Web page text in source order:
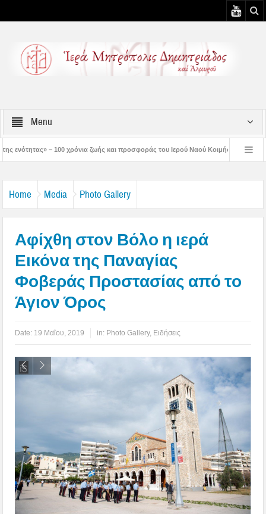
Menu
ζωής και προσφοράς του Ιερού Ναού Κοιμήσεως της Θεοτόκου Πτελεού
Home Media Photo Gallery
Αφίχθη στον Βόλο η ιερά
Εικόνα της Παναγίας
Φοβεράς Προστασίας από το
Άγιον Όρος
Date: 19 Μαΐου, 2019 in: Photo Gallery, Ειδήσεις